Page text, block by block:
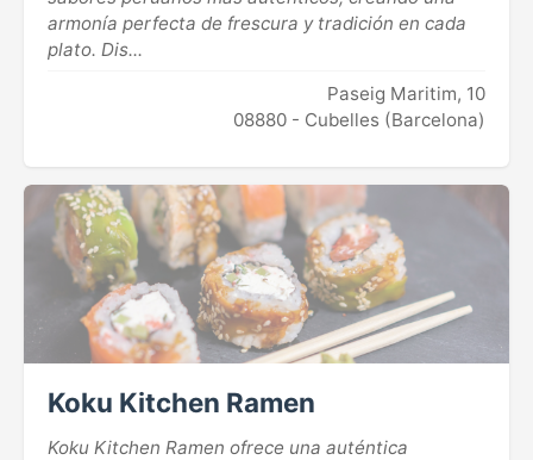
armonía perfecta de frescura y tradición en cada
plato. Dis...
Paseig Maritim, 10
08880 - Cubelles (Barcelona)
Koku Kitchen Ramen
Koku Kitchen Ramen ofrece una auténtica